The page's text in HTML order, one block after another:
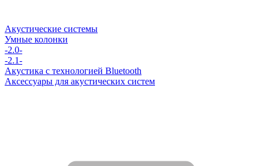
Акустические системы
Умные колонки
-2.0-
-2.1-
Акустика с технологией Bluetooth
Аксессуары для акустических систем